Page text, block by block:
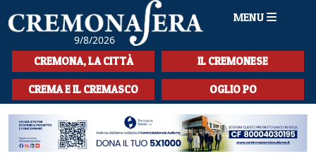
9/8/2026
MENU
HOME
CRONACA
SPORT
LA MUSICA
CREMONA, LA CITTÀ IL CREMONESE
CREMA E IL CREMASCO OGLIO PO